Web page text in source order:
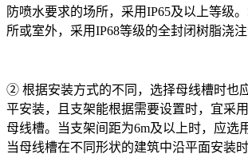
防喷水要求的场所，采用IP65及以上等级
所或室外，采用IP68等级的全封闭树脂浇注
② 根据安装方式的不同，选择母线槽时也
平安装，且支架能根据需要设置时，宜采
母线槽。当支架间距为6m及以上时，应选
当母线槽在不同形状的建筑中沿平面安装